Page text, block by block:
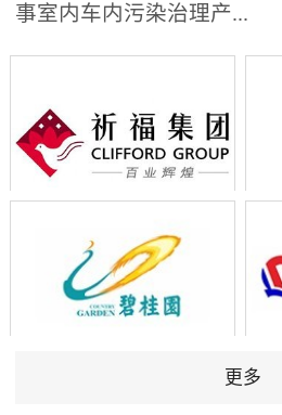
事室内车内污染治理产...
更多